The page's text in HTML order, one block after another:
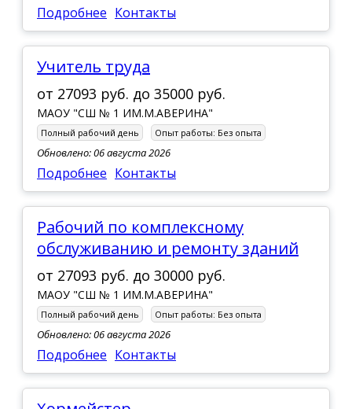
Подробнее Контакты
Учитель труда
от 27093 руб. до 35000 руб.
МАОУ "СШ № 1 ИМ.М.АВЕРИНА"
Полный рабочий день Опыт работы: Без опыта
Обновлено: 06 августа 2026
Подробнее Контакты
Рабочий по комплексному
обслуживанию и ремонту зданий
от 27093 руб. до 30000 руб.
МАОУ "СШ № 1 ИМ.М.АВЕРИНА"
Полный рабочий день Опыт работы: Без опыта
Обновлено: 06 августа 2026
Подробнее Контакты